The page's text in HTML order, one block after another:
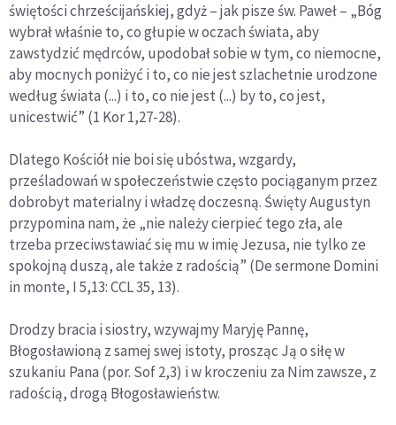
świętości chrześcijańskiej, gdyż – jak pisze św. Paweł – „Bóg
wybrał właśnie to, co głupie w oczach świata, aby
zawstydzić mędrców, upodobał sobie w tym, co niemocne,
aby mocnych poniżyć i to, co nie jest szlachetnie urodzone
według świata (...) i to, co nie jest (...) by to, co jest,
unicestwić” (1 Kor 1,27-28).
Dlatego Kościół nie boi się ubóstwa, wzgardy,
prześladowań w społeczeństwie często pociąganym przez
dobrobyt materialny i władzę doczesną. Święty Augustyn
przypomina nam, że „nie należy cierpieć tego zła, ale
trzeba przeciwstawiać się mu w imię Jezusa, nie tylko ze
spokojną duszą, ale także z radością” (De sermone Domini
in monte, I 5,13: CCL 35, 13).
Drodzy bracia i siostry, wzywajmy Maryję Pannę,
Błogosławioną z samej swej istoty, prosząc Ją o siłę w
szukaniu Pana (por. Sof 2,3) i w kroczeniu za Nim zawsze, z
radością, drogą Błogosławieństw.